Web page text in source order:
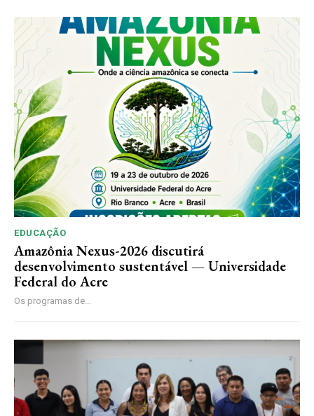
EDUCAÇÃO
Amazônia Nexus-2026 discutirá
desenvolvimento sustentável — Universidade
Federal do Acre
Os programas de...